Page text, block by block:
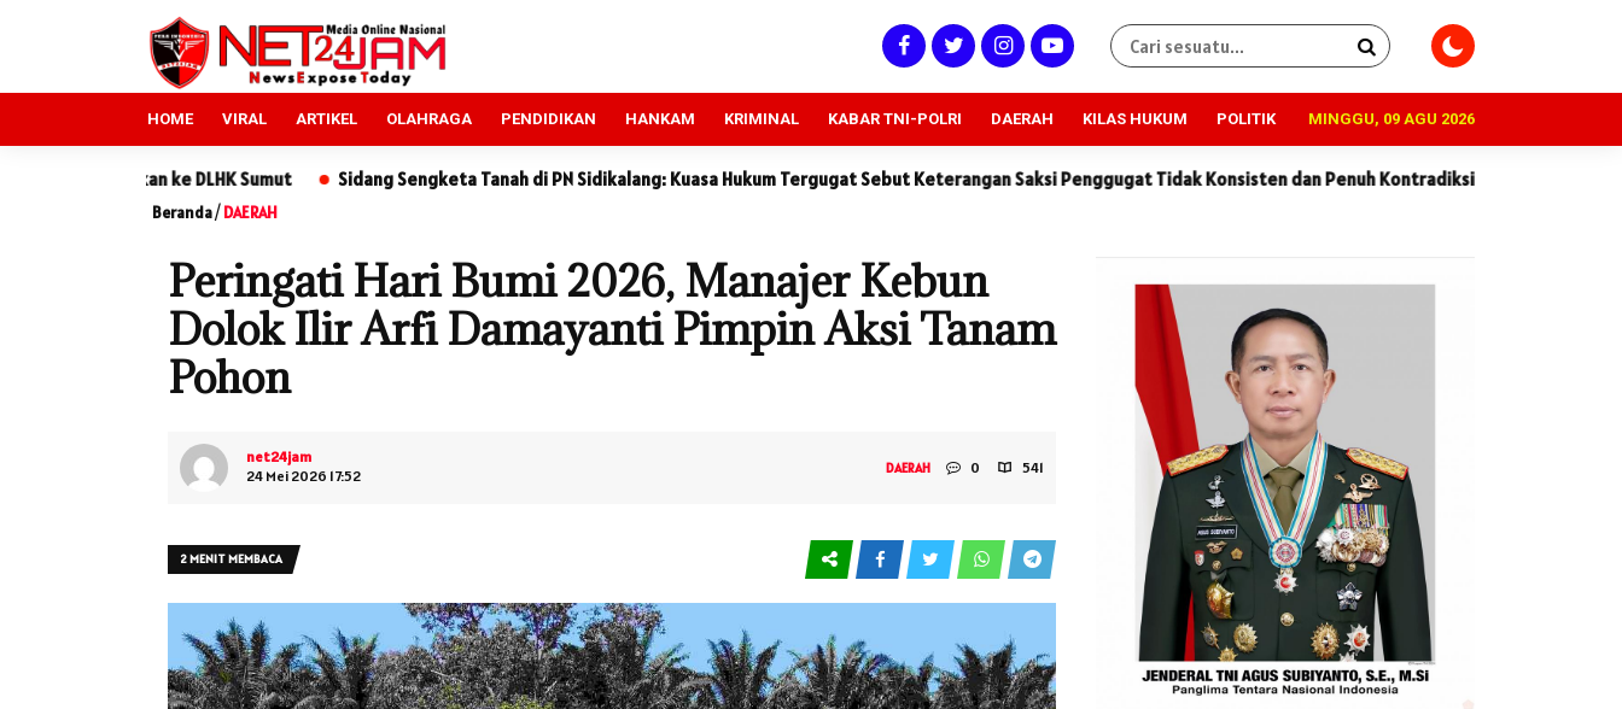
HOME VIRAL ARTIKEL OLAHRAGA PENDIDIKAN HANKAM KRIMINAL KABAR TNI-POLRI DAERAH KILAS HUKUM POLITIK MINGGU, 09 AGU 2026
Sidang Sengketa Tanah di PN Sidikalang: Kuasa Hukum Tergugat Sebut Keterangan Saksi Penggugat Tidak Konsisten dan Penuh Kontradiksi Dugaan Korupsi Rp 218 Juta
Beranda/DAERAH
Peringati Hari Bumi 2026, Manajer Kebun
Dolok Ilir Arfi Damayanti Pimpin Aksi Tanam
Pohon
net24jam
24 Mei 2026 17:52
DAERAH 0 541
2 MENIT MEMBACA